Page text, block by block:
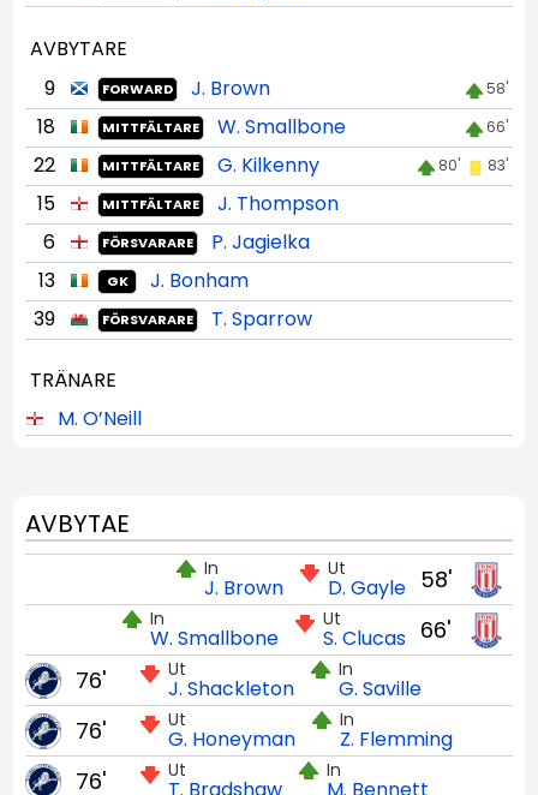
AVBYTARE
9
FORWARD J. Brown 58'
18 MITTFÄLTARE W. Smallbone 66'
22 MITTFÄLTARE G. Kilkenny 80' 83'
15 MITTFÄLTARE
J. Thompson
6
FÖRSVARARE
P. Jagielka
13
GK
J. Bonham
39
FÖRSVARARE T. Sparrow
TRÄNARE
M. O’Neill
AVBYTAE
58'
Ut
D. Gayle
In
J. Brown
66'
Ut
S. Clucas
In
W. Smallbone
Ut
J. Shackleton
In
G. Saville
76'
Ut
G. Honeyman
In
Z. Flemming
76'
Ut
T. Bradshaw
In
M. Bennett
76'